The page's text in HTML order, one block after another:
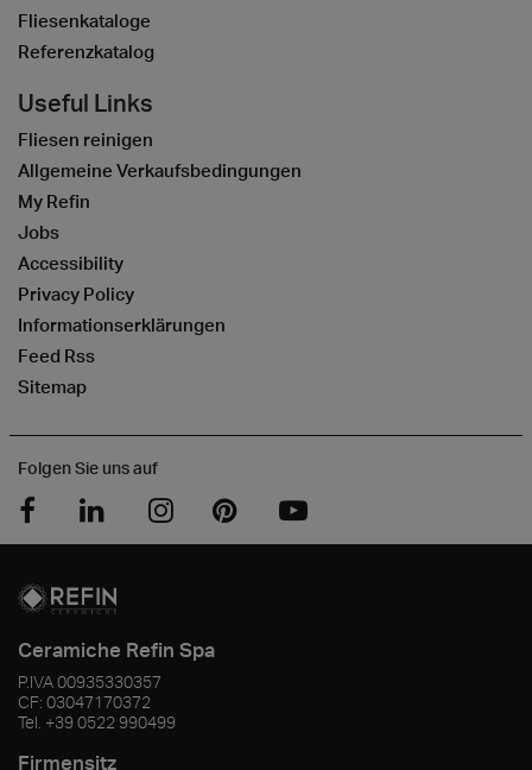
Fliesenkataloge
Referenzkatalog
Useful Links
Fliesen reinigen
Allgemeine Verkaufsbedingungen
My Refin
Jobs
Accessibility
Privacy Policy
Informationserklärungen
Feed Rss
Sitemap
Folgen Sie uns auf
Ceramiche Refin Spa
P.IVA00935330357
CF: 03047170372
Tel. +39 0522 990499
Firmensitz